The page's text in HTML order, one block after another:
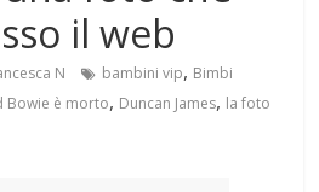
il web
N bambini vip, Bimbi
Bowie è morto, Duncan James, la foto